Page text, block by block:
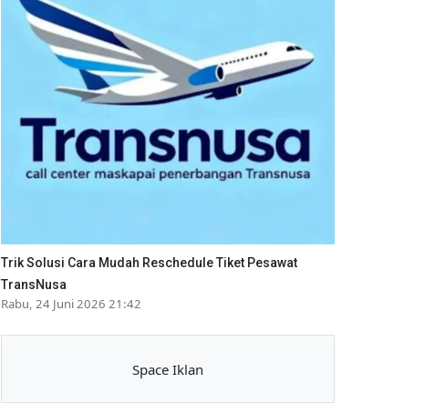
Trik Solusi Cara Mudah Reschedule Tiket Pesawat
TransNusa
Rabu, 24 Juni 2026 21:42
Space Iklan